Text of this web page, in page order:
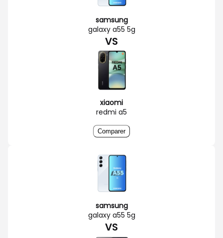
samsung
galaxy a55 5g
VS
xiaomi
redmi a5
Comparer
samsung
galaxy a55 5g
VS